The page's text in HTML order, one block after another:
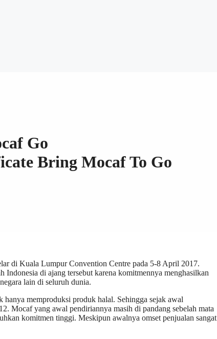
Go
Bring Mocaf To Go
di Kuala Lumpur Convention Centre pada 5-8 April 2017.
di ajang tersebut karena komitmennya menghasilkan
lain di seluruh dunia.
memproduksi produk halal. Sehingga sejak awal
Mocaf yang awal pendiriannya masih di pandang sebelah mata
komitmen tinggi. Meskipun awalnya omset penjualan sangat